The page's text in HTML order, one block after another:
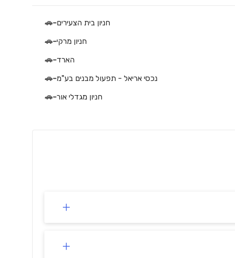
חניון בית הצעירים-
🚗
חניון מרקי-
🚗
הארד-
🚗
נכסי אריאל - תפעול מבנים בע"מ-
🚗
חניון מגדלי אור-
🚗